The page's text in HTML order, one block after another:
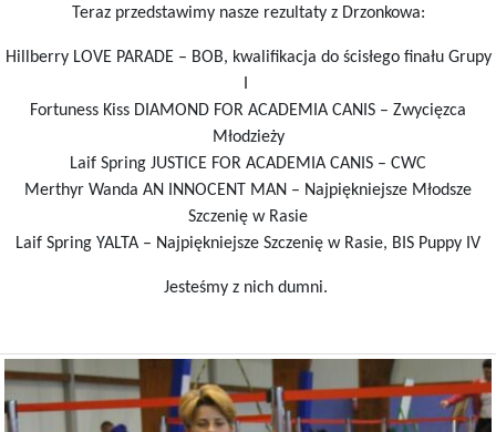
Teraz przedstawimy nasze rezultaty z Drzonkowa:
Hillberry LOVE PARADE – BOB, kwalifikacja do ścisłego finału Grupy
I
Fortuness Kiss DIAMOND FOR ACADEMIA CANIS – Zwycięzca
Młodzieży
Laif Spring JUSTICE FOR ACADEMIA CANIS – CWC
Merthyr Wanda AN INNOCENT MAN – Najpiękniejsze Młodsze
Szczenię w Rasie
Laif Spring YALTA – Najpiękniejsze Szczenię w Rasie, BIS Puppy IV
Jesteśmy z nich dumni.